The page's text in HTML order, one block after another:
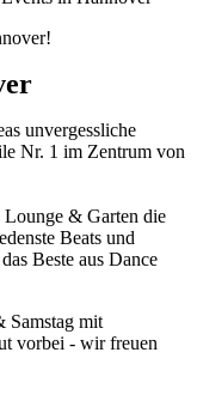
unvergessliche
Nr. 1 im Zentrum von
& Garten die
Beats und
Beste aus Dance
Samstag mit
vorbei - wir freuen